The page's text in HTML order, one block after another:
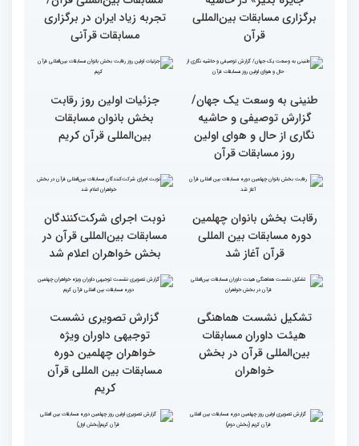
اسلام مهمترین پیام دریافتی
از مفاهیم و تعالیم قرآن
به مرحله نهایی مسابقات
بین‌المللی قرآن به میزبانی
ایران
اجرای طرح «قرآن بخوان،
جایزه بگیر» در حاشیه
برگزاری مسابقات بین‌المللی
قرآن
میزبانی عالی ایران برای
مسابقات بین‌المللی قرآن/
مسابقات قرآنی
طنینی به وسعت یک جهان/
گزارش توصیفی و حاشیه
نگاری از حال و هوای اولین
روز مسابقات قرآن
جزئیات اولین روز رقابت
بخش بانوان مسابقات
بین‌المللی قرآن کریم
رقابت بخش بانوان چهلمین
دوره مسابقات بین المللی
نوبت اجرای شرکت‌کنندگان
مسابقات بین‌المللی قرآن در
بخش خواهران اعلام شد